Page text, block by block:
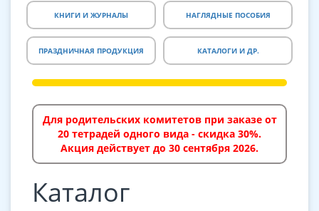
КНИГИ И ЖУРНАЛЫ НАГЛЯДНЫЕ ПОСОБИЯ
ПРАЗДНИЧНАЯ ПРОДУКЦИЯ КАТАЛОГИ И ДР.
Для родительских комитетов при заказе от
20 тетрадей одного вида - скидка 30%.
Акция действует до 30 сентября 2026.
Каталог